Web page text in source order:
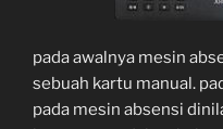
pada awalnya mesin
sebuah kartu manual.
pada mesin absensi